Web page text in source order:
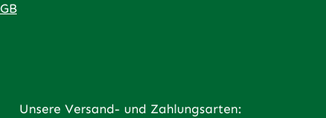
Unsere Versand- und Zahlungsarten: